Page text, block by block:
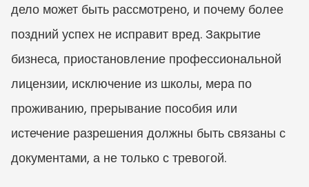
дело может быть рассмотрено, и почему более
поздний успех не исправит вред. Закрытие
бизнеса, приостановление профессиональной
лицензии, исключение из школы, мера по
проживанию, прерывание пособия или
истечение разрешения должны быть связаны с
документами, а не только с тревогой.